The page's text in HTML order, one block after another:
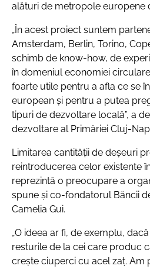
alături de metropole europene
„În acest proiect suntem
Amsterdam, Berlin, Torino,
schimb de know-how, de
în domeniul economiei
foarte utile pentru a afla ce se
european și pentru a putea
tipuri de dezvoltare locală”, a
dezvoltare al Primăriei Cluj-
Limitarea cantității de deșeuri
reintroducerea celor existente
reprezintă o preocupare a
spune și co-fondatorul Băncii
Camelia Gui.
„O ideea ar fi, de exemplu,
resturile de la cei care produc
crește ciuperci cu acel zaț.